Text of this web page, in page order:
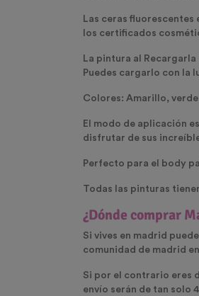
Las ceras fluorescentes
los certificados
La pintura al
Puedes cargarlo con la
Colores: Amarillo,
El modo de aplicación
disfrutar de sus
Perfecto para el body
Todas las pinturas
¿Dónde comprar
Si vives en madrid
comunidad de madrid
Si por el contrario eres
envío serán de tan solo